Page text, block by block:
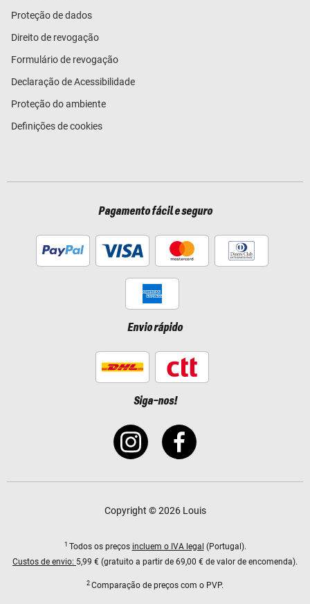
Proteção de dados
Direito de revogação
Formulário de revogação
Declaração de Acessibilidade
Proteção do ambiente
Definições de cookies
Pagamento fácil e seguro
Envio rápido
Siga-nos!
Copyright © 2026 Louis
1 Todos os preços incluem o IVA legal (Portugal).
Custos de envio: 5,99 € (gratuito a partir de 69,00 € de valor de encomenda).
2 Comparação de preços com o PVP.